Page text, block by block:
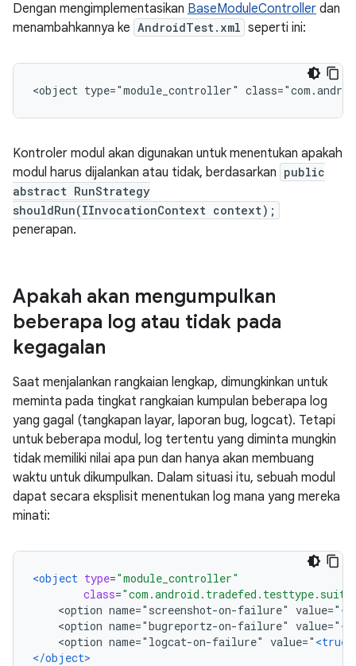
Dengan mengimplementasikan BaseModuleController dan
menambahkannya ke AndroidTest.xml seperti ini:
<object type="module_controller"
Kontroler modul akan digunakan untuk menentukan apakah
modul harus dijalankan atau tidak, berdasarkan public
abstract RunStrategy
shouldRun(IInvocationContext context);
penerapan.
Apakah akan mengumpulkan
beberapa log atau tidak pada
kegagalan
Saat menjalankan rangkaian lengkap, dimungkinkan untuk
meminta pada tingkat rangkaian kumpulan beberapa log
yang gagal (tangkapan layar, laporan bug, logcat). Tetapi
untuk beberapa modul, log tertentu yang diminta mungkin
tidak memiliki nilai apa pun dan hanya akan membuang
waktu untuk dikumpulkan. Dalam situasi itu, sebuah modul
dapat secara eksplisit menentukan log mana yang mereka
minati:
<object type="module_controller"
class=
<option name="screenshot-on-failure" value="
<option name="bugreportz-on-failure" value="
<option name="logcat-on-failure" value=" <true
</object>